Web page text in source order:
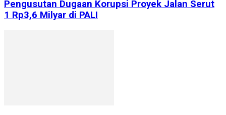
Pengusutan Dugaan Korupsi Proyek Jalan Serut
1 Rp3,6 Milyar di PALI